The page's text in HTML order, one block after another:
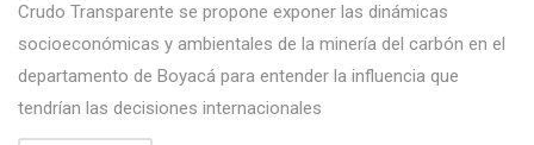
Crudo Transparente se propone exponer las dinámicas
socioeconómicas y ambientales de la minería del carbón en el
departamento de Boyacá para entender la influencia que
tendrían las decisiones internacionales